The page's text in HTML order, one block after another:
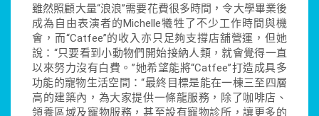
雖然照顧大量“浪浪”需要花費很多時間，令大學畢業後
成為自由表演者的Michelle犧牲了不少工作時間與機
會，而“Catfee”的收入亦只足夠支撐店舖營運，但她
說：“只要看到小動物們開始接納人類，就會覺得一直
以來努力沒有白費。”她希望能將“Catfee”打造成具多
功能的寵物生活空間：“最終目標是能在一棟三至四層
高的建築內，為大家提供一條龍服務，除了咖啡店、
領養區域及寵物服務，甚至設有寵物診所，讓更多的